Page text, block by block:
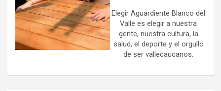
Elegir Aguardiente Blanco del
Valle es elegir a nuestra
gente, nuestra cultura, la
salud, el deporte y el orgullo
de ser vallecaucanos.